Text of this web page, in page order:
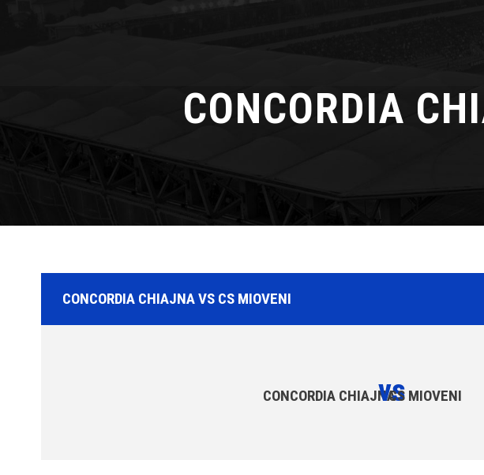
CONCORDIA
CONCORDIA CHIAJNA VS CS MIOVENI
CONCORDIA CHIAJNA
vs
CS MIOVENI